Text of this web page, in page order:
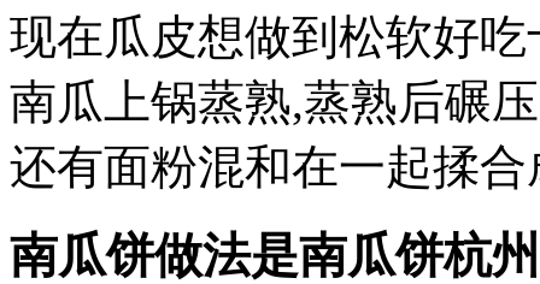
现在瓜皮想做到松软好
南瓜上锅蒸熟,蒸熟后碾
还有面粉混和在一起揉
南瓜饼做法是南瓜饼杭